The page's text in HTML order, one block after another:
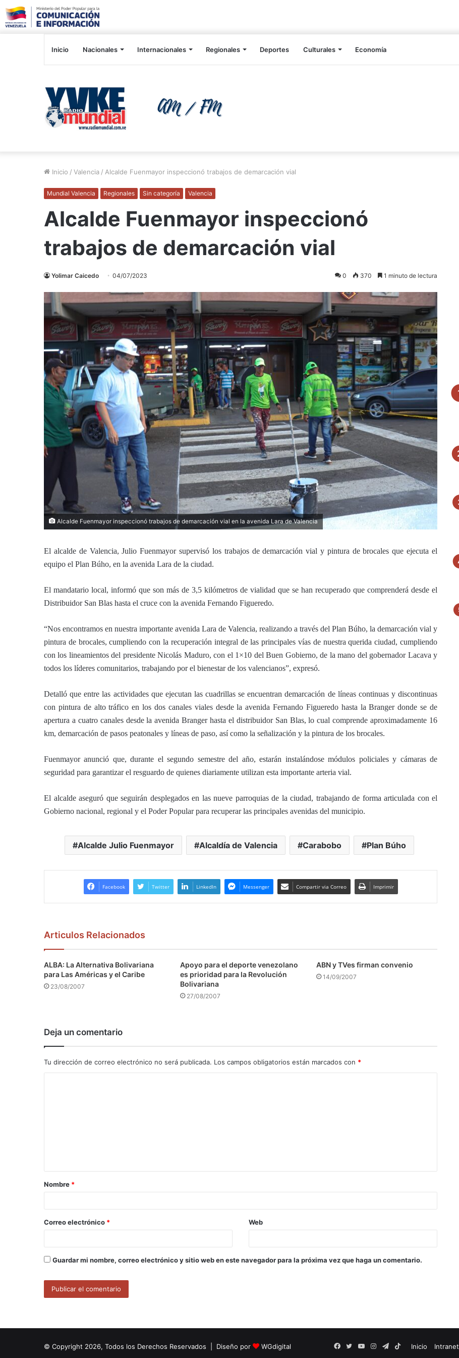
Inicio Nacionales Internacionales Regionales Deportes Culturales Economía
Inicio / Valencia / Alcalde Fuenmayor inspeccionó trabajos de demarcación vial
Mundial Valencia Regionales Sin categoría Valencia
Alcalde Fuenmayor inspeccionó
trabajos de demarcación vial
Yolimar Caicedo 04/07/2023 0 370 1 minuto de lectura
Alcalde Fuenmayor inspeccionó trabajos de demarcación vial en la avenida Lara de Valencia
El alcalde de Valencia, Julio Fuenmayor supervisó los trabajos de demarcación vial y pintura de brocales que ejecuta el
equipo el Plan Búho, en la avenida Lara de la ciudad.
El mandatario local, informó que son más de 3,5 kilómetros de vialidad que se han recuperado que comprenderá desde el
Distribuidor San Blas hasta el cruce con la avenida Fernando Figueredo.
“Nos encontramos en nuestra importante avenida Lara de Valencia, realizando a través del Plan Búho, la demarcación vial y
pintura de brocales, cumpliendo con la recuperación integral de las principales vías de nuestra querida ciudad, cumpliendo
con los lineamientos del presidente Nicolás Maduro, con el 1×10 del Buen Gobierno, de la mano del gobernador Lacava y
todos los líderes comunitarios, trabajando por el bienestar de los valencianos”, expresó.
Detalló que entre las actividades que ejecutan las cuadrillas se encuentran demarcación de líneas continuas y discontinuas
con pintura de alto tráfico en los dos canales viales desde la avenida Fernando Figueredo hasta la Branger donde se de
apertura a cuatro canales desde la avenida Branger hasta el distribuidor San Blas, lo cual comprende aproximadamente 16
km, demarcación de pasos peatonales y líneas de paso, así como la señalización y la pintura de los brocales.
Fuenmayor anunció que, durante el segundo semestre del año, estarán instalándose módulos policiales y cámaras de
seguridad para garantizar el resguardo de quienes diariamente utilizan esta importante arteria vial.
El alcalde aseguró que seguirán desplegados en las nueve parroquias de la ciudad, trabajando de forma articulada con el
Gobierno nacional, regional y el Poder Popular para recuperar las principales avenidas del municipio.
Alcalde Julio Fuenmayor Alcaldía de Valencia Carabobo Plan Búho
Facebook Twitter LinkedIn Messenger Compartir via Correo Imprimir
Articulos Relacionados
ALBA: La Alternativa Bolivariana
para Las Américas y el Caribe
23/08/2007
Apoyo para el deporte venezolano
es prioridad para la Revolución
Bolivariana
27/08/2007
ABN y TVes firman convenio
14/09/2007
Deja un comentario
Tu dirección de correo electrónico no será publicada. Los campos obligatorios están marcados con *
a
r
*
Nombre *
Correo electrónico * Web
Guardar mi nombre, correo electrónico y sitio web en este navegador para la próxima vez que haga un comentario.
© Copyright 2026, Todos los Derechos Reservados | Diseño por WGdigital Inicio Intranet
Facebook
TwitterYouTubeInstagramTelegram
TikTok